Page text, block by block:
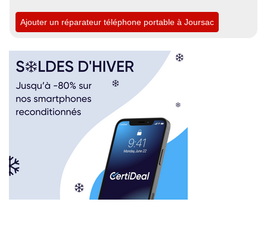
Ajouter un réparateur téléphone portable à Joursac